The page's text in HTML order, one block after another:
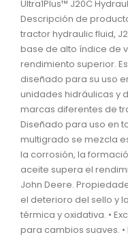
Ultra1Plus™ J20C
Descripción de
tractor hydraulic fluid,
base de alto índice de
rendimiento superior.
diseñado para su uso
unidades hidráulicas y
marcas diferentes de
Diseñado para uso en
multigrado se mezcla
la corrosión, la
aceite supera el
John Deere.
el deterioro del sello y
térmica y oxidativa. •
para cambios suaves.